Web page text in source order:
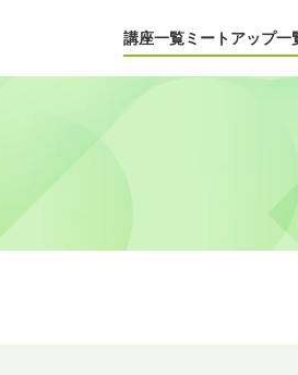
講座一覧ミートアップ一